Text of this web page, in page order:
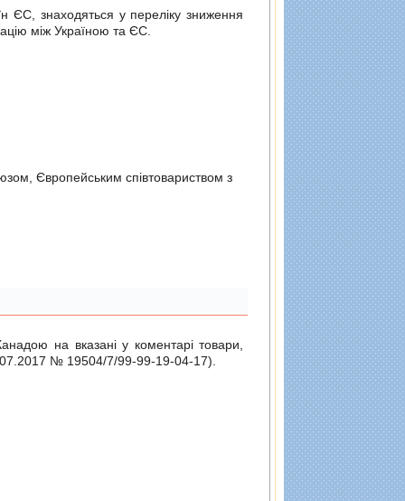
ЄС, знаходяться у переліку зниження
між Україною та ЄС.
Європейським спiвтовариством з
на вказані у коментарі товари,
№ 19504/7/99-99-19-04-17).